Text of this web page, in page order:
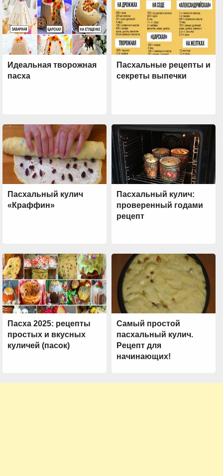
Идеальная творожная
пасха
Пасхальные рецепты и
секреты выпечки
Пасхальный кулич
«Краффин»
Пасхальный кулич:
проверенный годами
рецепт
Пасха 2025: рецепты
простых и вкусных
куличей (пасок)
Самый простой
пасхальный кулич.
Рецепт для
начинающих!